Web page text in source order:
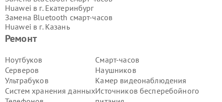
Ремонт
Ноутбуков
Серверов
Ультрабуков
Систем хранения данных
Смарт-часов
Наушников
Камер видеонаблюдения
Источников бесперебойного
Huawei в г. Екатеринбург
Замена Bluetooth смарт-часов
Huawei в г. Казань
Замена Bluetooth смарт-часов
Huawei в г.
Замена Bluetooth смарт-часов
Huawei в г.
Замена Bluetooth смарт-часов
Huawei в г.Самара
Замена Bluetooth смарт-часов